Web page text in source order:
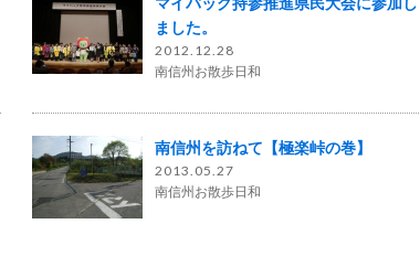
ました。
2012.12.28
南信州お散歩日和
南信州を訪ねて【極楽峠の巻】
2013.05.27
南信州お散歩日和